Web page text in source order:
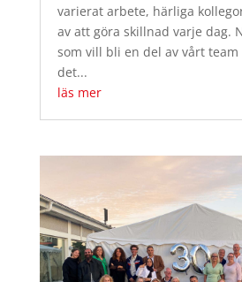
varierat arbete, härliga
av att göra skillnad varje dag.
som vill bli en del av vårt team
det...
läs mer